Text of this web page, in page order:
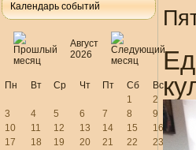
Календарь событий
Август
2026
Пн Вт Ср Чт Пт Сб
Вс
1
2
3
4 5 6 7 8
9
10
11 12 13 14 15
16
17
18 19 20 21 22
23